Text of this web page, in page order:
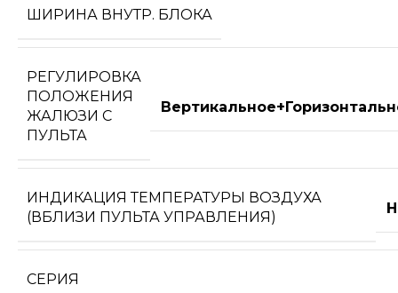
ШИРИНА ВНУТР. БЛОКА
РЕГУЛИРОВКА
ПОЛОЖЕНИЯ
ЖАЛЮЗИ С
ПУЛЬТА
ИНДИКАЦИЯ ТЕМПЕРАТУРЫ ВОЗДУХА
(ВБЛИЗИ ПУЛЬТА УПРАВЛЕНИЯ)
СЕРИЯ